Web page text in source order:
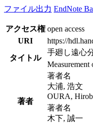
ファイル出力 EndNote
アクセス権 open access
URI
https://
タイトル
手廻し遠心
Measurement
著者
著者名
大浦, 浩文
OURA,
著者名
木下, 誠一